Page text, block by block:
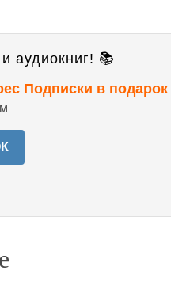
аудиокниг! 📚
Подписки в подарок